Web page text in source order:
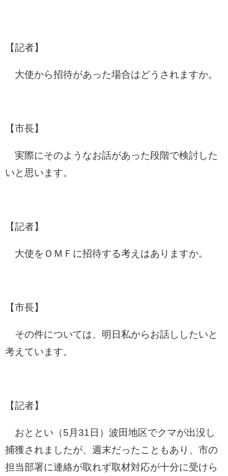
【記者】
大使から招待があった場合はどうされますか。
【市長】
実際にそのようなお話があった段階で検討した
いと思います。
【記者】
大使をＯＭＦに招待する考えはありますか。
【市長】
その件については、明日私からお話ししたいと
考えています。
【記者】
おととい（5月31日）波田地区でクマが出没し
捕獲されましたが、週末だったこともあり、市の
担当部署に連絡が取れず取材対応が十分に受けら